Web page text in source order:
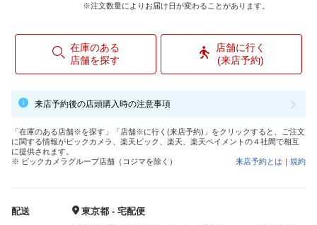
※注文数量によりお届け日が変わることがあります。
在庫のある
店舗を探す
店舗に行く
(来店予約)
来店予約後の店頭購入時の注意事項
「在庫のある店舗※を探す」「店舗※に行く(来店予約)」をクリックすると、ご注文
に関する情報がビックカメラ、楽天ビック、楽天、楽天ペイメントの４社間で相互
に提供されます。
※ ビックカメラグループ店舗（コジマを除く）
来店予約とは ｜ 規約
配送
東京都 - 宅配便